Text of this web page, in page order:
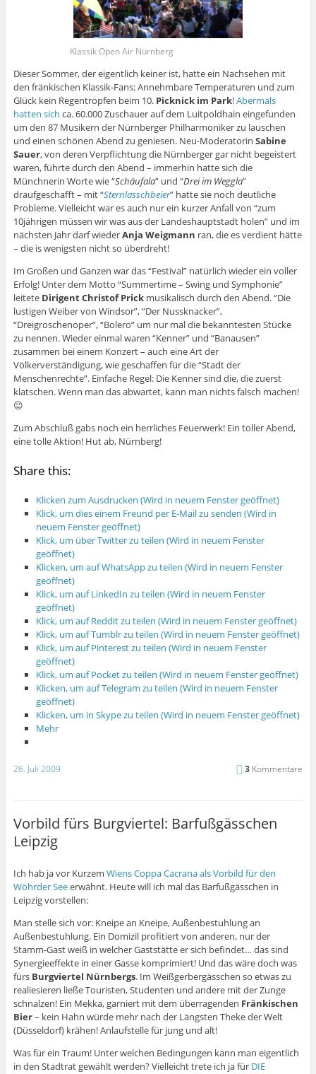
Klassik Open Air Nürnberg
Dieser Sommer, der eigentlich keiner ist, hatte ein Nachsehen mit
den fränkischen Klassik-Fans: Annehmbare Temperaturen und zum
Glück kein Regentropfen beim 10. Picknick im Park!Abermals
hatten sich ca. 60.000 Zuschauer auf dem Luitpoldhain eingefunden
um den 87 Musikern der Nürnberger Philharmoniker zu lauschen
und einen schönen Abend zu geniesen. Neu-Moderatorin Sabine
Sauer, von deren Verpflichtung die Nürnberger gar nicht begeistert
waren, führte durch den Abend – immerhin hatte sich die
Münchnerin Worte wie “Schäufala” und “Drei im Weggla”
draufgeschafft – mit “Sternlasschbeier” hatte sie noch deutliche
Probleme. Vielleicht war es auch nur ein kurzer Anfall von “zum
10jährigen müssen wir was aus der Landeshauptstadt holen” und im
nächsten Jahr darf wiederAnja Weigmann ran, die es verdient hätte
– die is wenigsten nicht so überdreht!
Im Großen und Ganzen war das “Festival” natürlich wieder ein voller
Erfolg! Unter dem Motto “Summertime – Swing und Symphonie”
leitete Dirigent Christof Prick musikalisch durch den Abend. “Die
lustigen Weiber von Windsor”, “Der Nussknacker”,
“Dreigroschenoper”, “Bolero” um nur mal die bekanntesten Stücke
zu nennen. Wieder einmal waren “Kenner” und “Banausen”
zusammen bei einem Konzert – auch eine Art der
Völkerverständigung, wie geschaffen für die “Stadt der
Menschenrechte”. Einfache Regel: Die Kenner sind die, die zuerst
klatschen. Wenn man das abwartet, kann man nichts falsch machen!
😉
Zum Abschluß gabs noch ein herrliches Feuerwerk! Ein toller Abend,
eine tolle Aktion! Hut ab, Nürnberg!
Share this:
Klicken zum Ausdrucken (Wird in neuem Fenster geöffnet)
Klick, um dies einem Freund per E-Mail zu senden (Wird in
neuem Fenster geöffnet)
Klick, um über Twitter zu teilen (Wird in neuem Fenster
geöffnet)
Klicken, um auf WhatsApp zu teilen (Wird in neuem Fenster
geöffnet)
Klick, um auf LinkedIn zu teilen (Wird in neuem Fenster
geöffnet)
Klick, um auf Reddit zu teilen (Wird in neuem Fenster geöffnet)
Klick, um auf Tumblr zu teilen (Wird in neuem Fenster geöffnet)
Klick, um auf Pinterest zu teilen (Wird in neuem Fenster
geöffnet)
Klick, um auf Pocket zu teilen (Wird in neuem Fenster geöffnet)
Klicken, um auf Telegram zu teilen (Wird in neuem Fenster
geöffnet)
Klicken, um in Skype zu teilen (Wird in neuem Fenster geöffnet)
Mehr
26. Juli 2009 3 Kommentare
Vorbild fürs Burgviertel: Barfußgässchen
Leipzig
Ich hab ja vor Kurzem Wiens Coppa Cacrana als Vorbild für den
Wöhrder Seeerwähnt. Heute will ich mal das Barfußgässchen in
Leipzig vorstellen:
Man stelle sich vor: Kneipe an Kneipe, Außenbestuhlung an
Außenbestuhlung. Ein Domizil profitiert von anderen, nur der
Stamm-Gast weiß in welcher Gaststätte er sich befindet… das sind
Synergieeffekte in einer Gasse komprimiert! Und das wäre doch was
fürs Burgviertel Nürnbergs. Im Weißgerbergässchen so etwas zu
realiesieren ließe Touristen, Studenten und andere mit der Zunge
schnalzen! Ein Mekka, garniert mit dem überragenden Fränkischen
Bier– kein Hahn würde mehr nach der Längsten Theke der Welt
(Düsseldorf) krähen! Anlaufstelle für jung und alt!
Was für ein Traum! Unter welchen Bedingungen kann man eigentlich
in den Stadtrat gewählt werden? Vielleicht trete ich ja für DIE